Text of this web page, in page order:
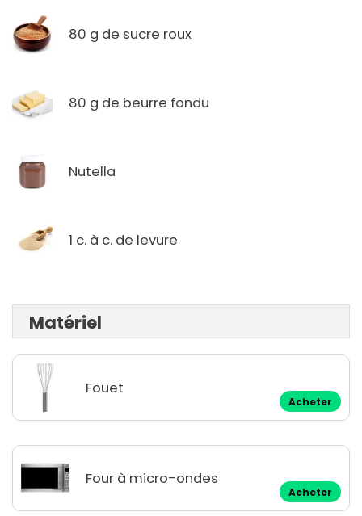
80 g de sucre roux
80 g de beurre fondu
Nutella
1 c. à c. de levure
Matériel
Fouet
Acheter
Four à micro-ondes
Acheter